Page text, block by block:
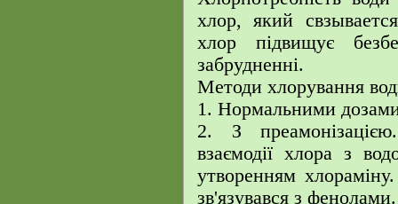
хлор, який
хлор підвищує
забрудненні.
Методи хлорування
1. Нормальними
2. З
взаємодії хлора з
утворенням
зв'язувався з